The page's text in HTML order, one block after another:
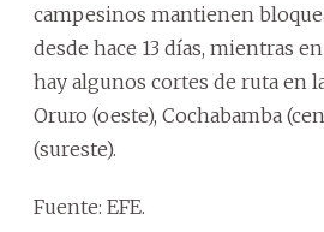
campesinos mantienen
desde hace 13 días, mientras
hay algunos cortes de ruta en
Oruro (oeste), Cochabamba
(sureste).
Fuente: EFE.